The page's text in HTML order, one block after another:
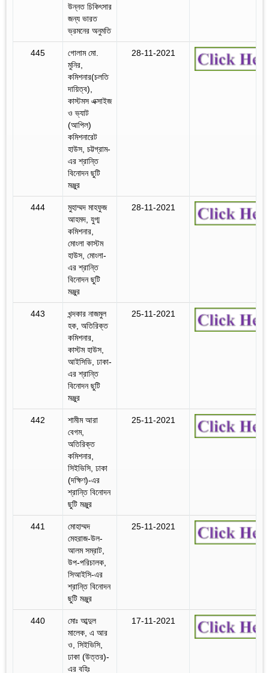
উন্নত চিকিৎসার
জন্য ভারত
ভ্রমনের অনুমতি
445
গোলাম মো.
মুনির,
কমিশনার(চলতি
দায়িত্ব),
কাস্টমস এক্সাইজ
ও ভ্যাট
(আপিল)
কমিশনারেট
হাউস, চট্টগ্রাম-
এর শ্রান্তি
বিনোদন ছুটি
মঞ্জুর
28-11-2021
444
মুহাম্মদ মাহফুজ
আহমদ, যুগ্ম
কমিশনার,
মোংলা কাস্টম
হাউস, মোংলা-
এর শ্রান্তি
বিনোদন ছুটি
মঞ্জুর
28-11-2021
443
খন্দকার নাজমুল
হক, অতিরিক্ত
কমিশনার,
কাস্টম হাউস,
আইসিডি, ঢাকা-
এর শ্রান্তি
বিনোদন ছুটি
মঞ্জুর
25-11-2021
442
শামীম আরা
বেগম,
অতিরিক্ত
কমিশনার,
সিইভিসি, ঢাকা
(দক্ষিণ)-এর
শ্রান্তি বিনোদন
ছুটি মঞ্জুর
25-11-2021
441
মোহাম্মদ
মেহরাজ-উল-
আলম সম্রাট,
উপ-পরিচালক,
সিআইসি-এর
শ্রান্তি বিনোদন
ছুটি মঞ্জুর
25-11-2021
440
মোঃ আব্দুল
মালেক, এ আর
ও, সিইভিসি,
ঢাকা (উত্তর)-
এর বহিঃ
17-11-2021